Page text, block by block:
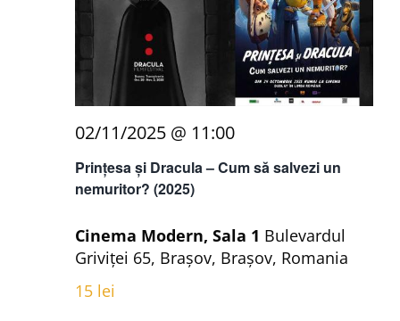
Prințesa și Dracula – Cum să salvezi un
nemuritor? (2025)
02/11/2025 @ 11:00
Cinema Modern, Sala 1 Bulevardul
Griviței 65, Brașov, Brașov, Romania
15 lei